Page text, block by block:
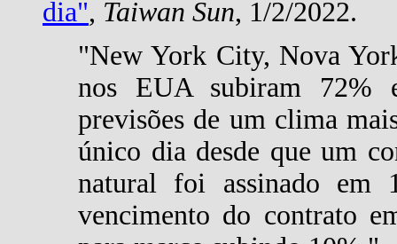
dia", Taiwan Sun, 1/2/2022.
"New York City, Nova
nos EUA subiram 72%
previsões de um clima
único dia desde que um
natural foi assinado em
vencimento do contrato